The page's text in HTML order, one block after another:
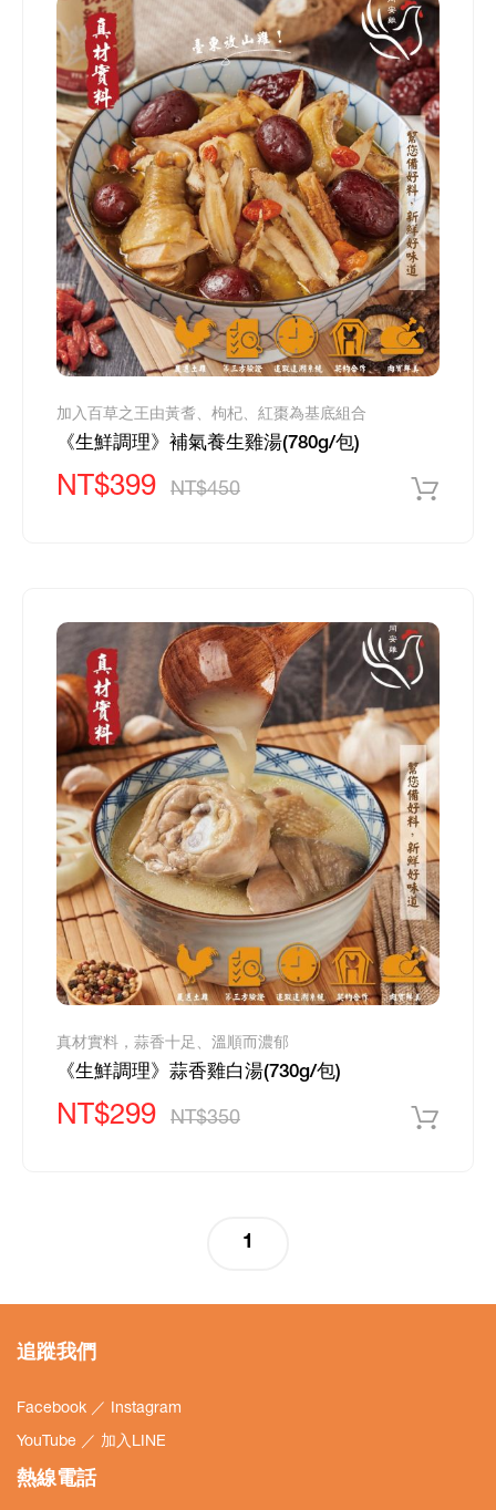
加入百草之王由黃耆、枸杞、紅棗為基底組合
《生鮮調理》補氣養生雞湯(780g/包)
NT$399 NT$450
真材實料，蒜香十足、溫順而濃郁
《生鮮調理》蒜香雞白湯(730g/包)
NT$299 NT$350
1
追蹤我們
Facebook ／ Instagram
YouTube ／ 加入LINE
熱線電話